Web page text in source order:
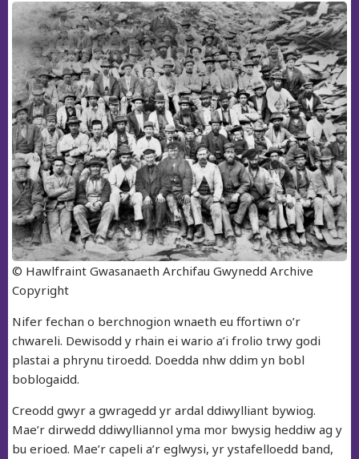
© Hawlfraint Gwasanaeth Archifau Gwynedd Archive
Copyright
Nifer fechan o berchnogion wnaeth eu ffortiwn o’r
chwareli. Dewisodd y rhain ei wario a’i frolio trwy godi
plastai a phrynu tiroedd. Doedda nhw ddim yn bobl
boblogaidd.
Creodd gwyr a gwragedd yr ardal ddiwylliant bywiog.
Mae’r dirwedd ddiwylliannol yma mor bwysig heddiw ag y
bu erioed. Mae’r capeli a’r eglwysi, yr ystafelloedd band,